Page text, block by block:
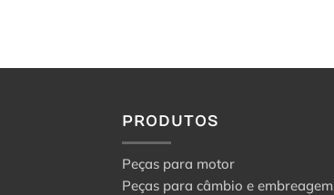
PRODUTOS
Peças para motor
Peças para câmbio e embreagem